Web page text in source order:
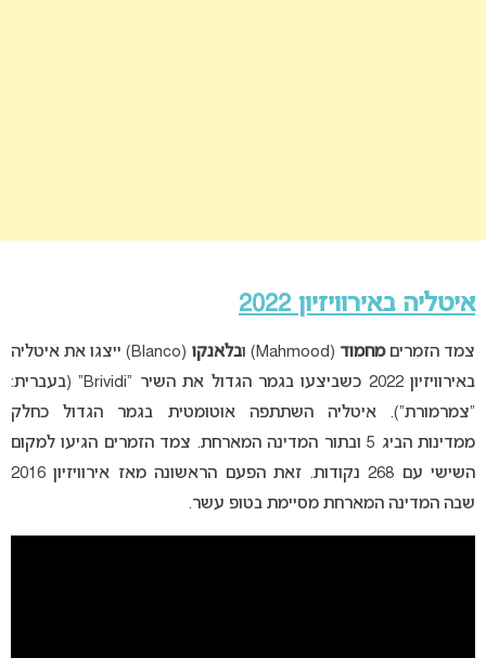
איטליה באירוויזיון 2022
צמד הזמריםמחמוד (Mahmood) ו בלאנקו
(Blanco) ייצגו את איטליה
באירוויזיון 2022 כשביצעו בגמר הגדול את השיר “Brividi” (בעברית:
“צמרמורת”). איטליה השתתפה אוטומטית בגמר הגדול כחלק
ממדינות הביג 5 ובתור המדינה המארחת. צמד הזמרים הגיעו למקום
השישי עם 268 נקודות. זאת הפעם הראשונה מאז אירוויזיון 2016
שבה המדינה המארחת מסיימת בטופ עשר.